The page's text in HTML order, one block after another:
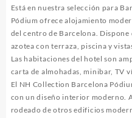
Está en nuestra selección para
Pódium ofrece alojamiento
del centro de Barcelona.
azotea con terraza, piscina y
Las habitaciones del hotel son
carta de almohadas, minibar, TV
El NH Collection Barcelona
con un diseño interior moderno.
rodeado de otros edificios